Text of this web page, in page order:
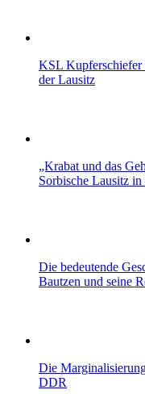
KSL
der Lausitz
„Krabat und das
Sorbische Lausitz
Die bedeutende
Bautzen und seine
Die
DDR